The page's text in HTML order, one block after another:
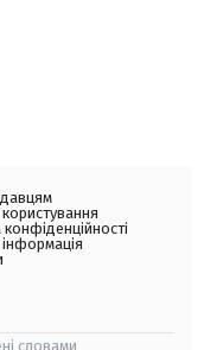
конфіденційності
інформація
словами